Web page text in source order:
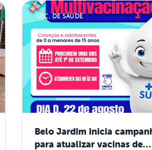
SEC. DE SAÚDE
Belo Jardim inicia
para atualizar vacinas de